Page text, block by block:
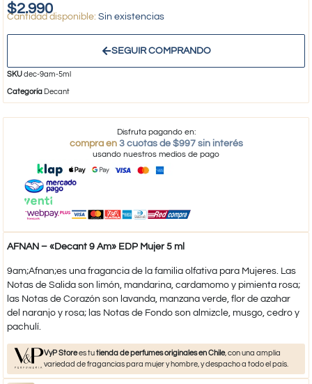
$2.990 Sin existencias
SEGUIR COMPRANDO
SKUdec-9am-5ml
Categoría Decant
Disfruta pagando en:
compra en 3 cuotas de $997 sin interés
usando nuestros medios de pago
AFNAN – «Decant 9 Am» EDP Mujer 5 ml
9am;Afnan;es una fragancia de la familia olfativa para Mujeres. Las
Notas de Salida son limón, mandarina, cardamomo y pimienta rosa;
las Notas de Corazón son lavanda, manzana verde, flor de azahar
del naranjo y rosa; las Notas de Fondo son almizcle, musgo, cedro y
pachulí.
VyP Storees tutienda de perfumes originales en Chile, con una amplia
variedad de fragancias para mujer y hombre, y despacho a todo el país.